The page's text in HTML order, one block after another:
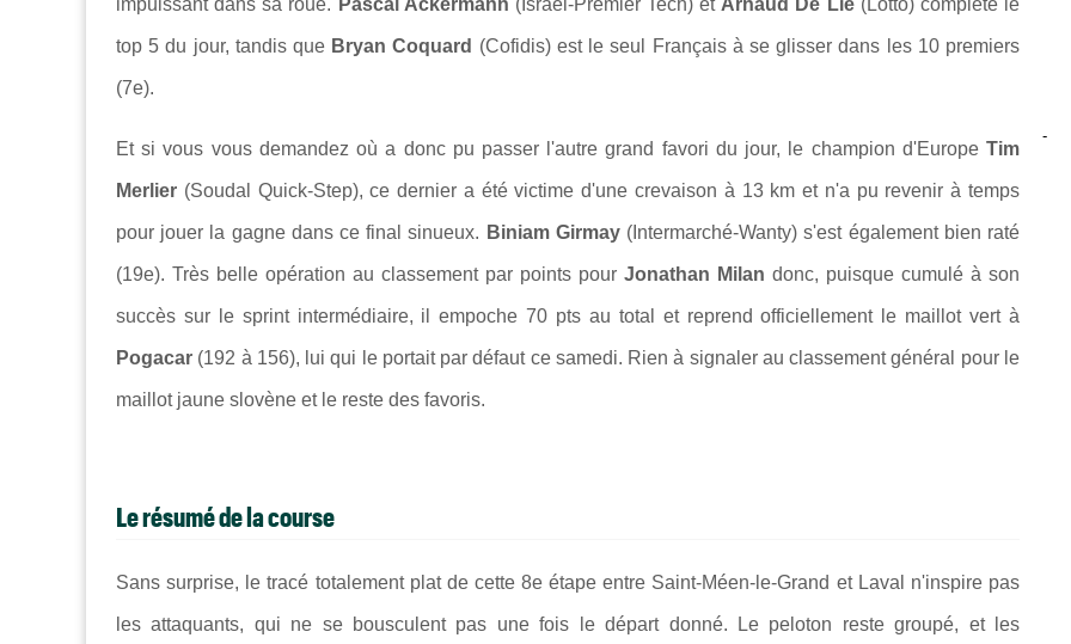
top 5 du jour, tandis que Bryan Coquard (Cofidis) est le seul Français à se glisser dans les 10 premiers
(7e).
Et si vous vous demandez où a donc pu passer l'autre grand favori du jour, le champion d'Europe Tim
Merlier (Soudal Quick-Step), ce dernier a été victime d'une crevaison à 13 km et n'a pu revenir à temps
pour jouer la gagne dans ce final sinueux. Biniam Girmay(Intermarché-Wanty) s'est également bien raté
(19e). Très belle opération au classement par points pour Jonathan Milan donc, puisque cumulé à son
succès sur le sprint intermédiaire, il empoche 70 pts au total et reprend officiellement le maillot vert à
Pogacar (192 à 156), lui qui le portait par défaut ce samedi. Rien à signaler au classement général pour le
maillot jaune slovène et le reste des favoris.
Le résumé de la course
Sans surprise, le tracé totalement plat de cette 8e étape entre Saint-Méen-le-Grand et Laval n'inspire pas
les attaquants, qui ne se bousculent pas une fois le départ donné. Le peloton reste groupé, et les
-